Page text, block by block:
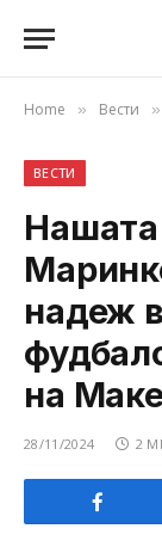
Home » Вести »
ВЕСТИ
Нашата
надеж
на
28/11/2024 2